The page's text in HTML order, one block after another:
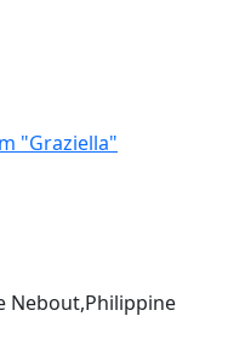
"Graziella"
Nebout,Philippine